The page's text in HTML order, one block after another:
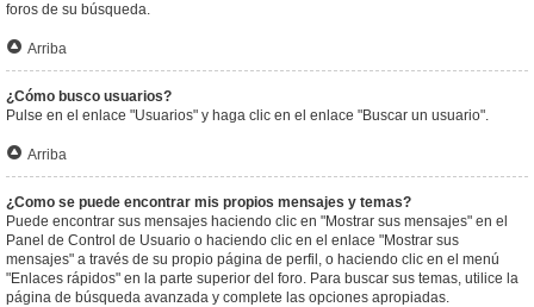
foros de su búsqueda.
Arriba
¿Cómo busco usuarios?
Pulse en el enlace "Usuarios" y haga clic en el enlace "Buscar un usuario".
Arriba
¿Como se puede encontrar mis propios mensajes y temas?
Puede encontrar sus mensajes haciendo clic en "Mostrar sus mensajes" en el
Panel de Control de Usuario o haciendo clic en el enlace "Mostrar sus
mensajes" a través de su propio página de perfil, o haciendo clic en el menú
"Enlaces rápidos" en la parte superior del foro. Para buscar sus temas, utilice la
página de búsqueda avanzada y complete las opciones apropiadas.